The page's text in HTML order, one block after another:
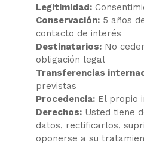
Legitimidad:
Conservación: 5 años
contacto de interés
Destinatarios: No
obligación legal
Transferencias
previstas
Procedencia: El propio
Derechos: Usted tiene
datos, rectificarlos,
oponerse a su